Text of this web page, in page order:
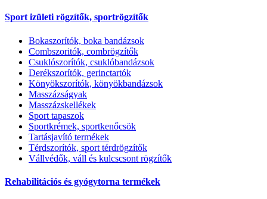
Sport izületi rögzítők, sportrögzítők
Bokaszorítók, boka bandázsok
Combszoritók, combrögzítők
Csuklószorítók, csuklóbandázsok
Derékszorítók, gerinctartók
Könyökszorítók, könyökbandázsok
Masszázságyak
Masszázskellékek
Sport tapaszok
Sportkrémek, sportkenőcsök
Tartásjavító termékek
Térdszorítók, sport térdrögzítők
Vállvédők, váll és kulcscsont rögzítők
Rehabilitációs és gyógytorna termékek